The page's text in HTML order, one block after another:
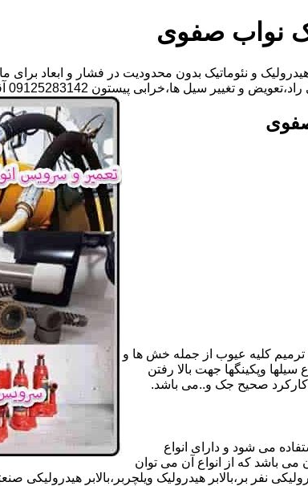
نواب صفوی
و نئوماتیک بدون محدودیت در فشار و ابعاد
پیستون 09125283142 آقای مهدی ابراهیمی
کلیه عیوب از جمله خش ها و
وپکینگها جهت بالا رفتن
کارکرد صحیح جک و..می باشد.
می شود و دارای انواع
می باشد که از انواع آن می توان
نفر بر،بالابر هیدرولیک ویلچربر،بالابر هیدرولیکی